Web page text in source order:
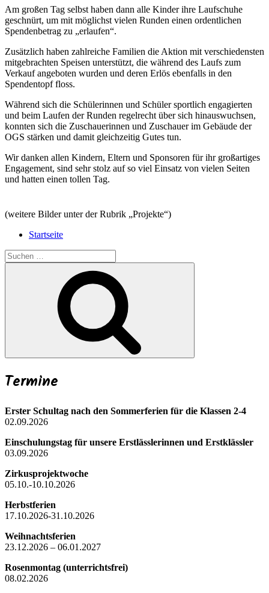
Am großen Tag selbst haben dann alle Kinder ihre Laufschuhe
geschnürt, um mit möglichst vielen Runden einen ordentlichen
Spendenbetrag zu „erlaufen“.
Zusätzlich haben zahlreiche Familien die Aktion mit verschiedensten
mitgebrachten Speisen unterstützt, die während des Laufs zum
Verkauf angeboten wurden und deren Erlös ebenfalls in den
Spendentopf floss.
Während sich die Schülerinnen und Schüler sportlich engagierten
und beim Laufen der Runden regelrecht über sich hinauswuchsen,
konnten sich die Zuschauerinnen und Zuschauer im Gebäude der
OGS stärken und damit gleichzeitig Gutes tun.
Wir danken allen Kindern, Eltern und Sponsoren für ihr großartiges
Engagement, sind sehr stolz auf so viel Einsatz von vielen Seiten
und hatten einen tollen Tag.
(weitere Bilder unter der Rubrik „Projekte“)
Startseite
Suchen
nach:
Termine
Erster Schultag nach den Sommerferien für die Klassen 2-4
02.09.2026
Einschulungstag für unsere Erstlässlerinnen und Erstklässler
03.09.2026
Zirkusprojektwoche
05.10.-10.10.2026
Herbstferien
17.10.2026-31.10.2026
Weihnachtsferien
23.12.2026 – 06.01.2027
Rosenmontag (unterrichtsfrei)
08.02.2026